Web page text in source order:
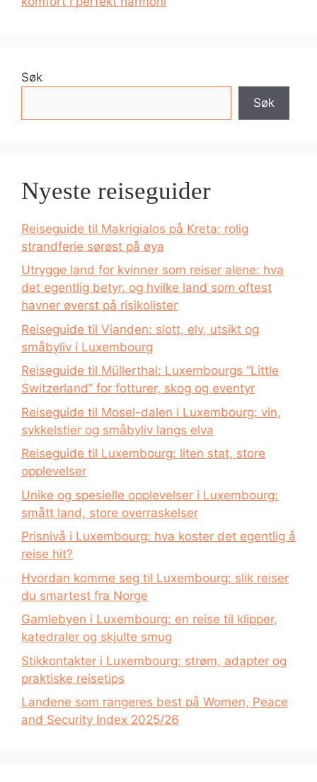
Søk
Søk
Nyeste reiseguider
Reiseguide til Makrigialos på Kreta: rolig
strandferie sørøst på øya
Utrygge land for kvinner som reiser alene: hva
det egentlig betyr, og hvilke land som oftest
havner øverst på risikolister
Reiseguide til Vianden: slott, elv, utsikt og
småbyliv i Luxembourg
Reiseguide til Müllerthal: Luxembourgs “Little
Switzerland” for fotturer, skog og eventyr
Reiseguide til Mosel-dalen i Luxembourg: vin,
sykkelstier og småbyliv langs elva
Reiseguide til Luxembourg: liten stat, store
opplevelser
Unike og spesielle opplevelser i Luxembourg:
smått land, store overraskelser
Prisnivå i Luxembourg: hva koster det egentlig å
reise hit?
Hvordan komme seg til Luxembourg: slik reiser
du smartest fra Norge
Gamlebyen i Luxembourg: en reise til klipper,
katedraler og skjulte smug
Stikkontakter i Luxembourg: strøm, adapter og
praktiske reisetips
Landene som rangeres best på Women, Peace
and Security Index 2025/26